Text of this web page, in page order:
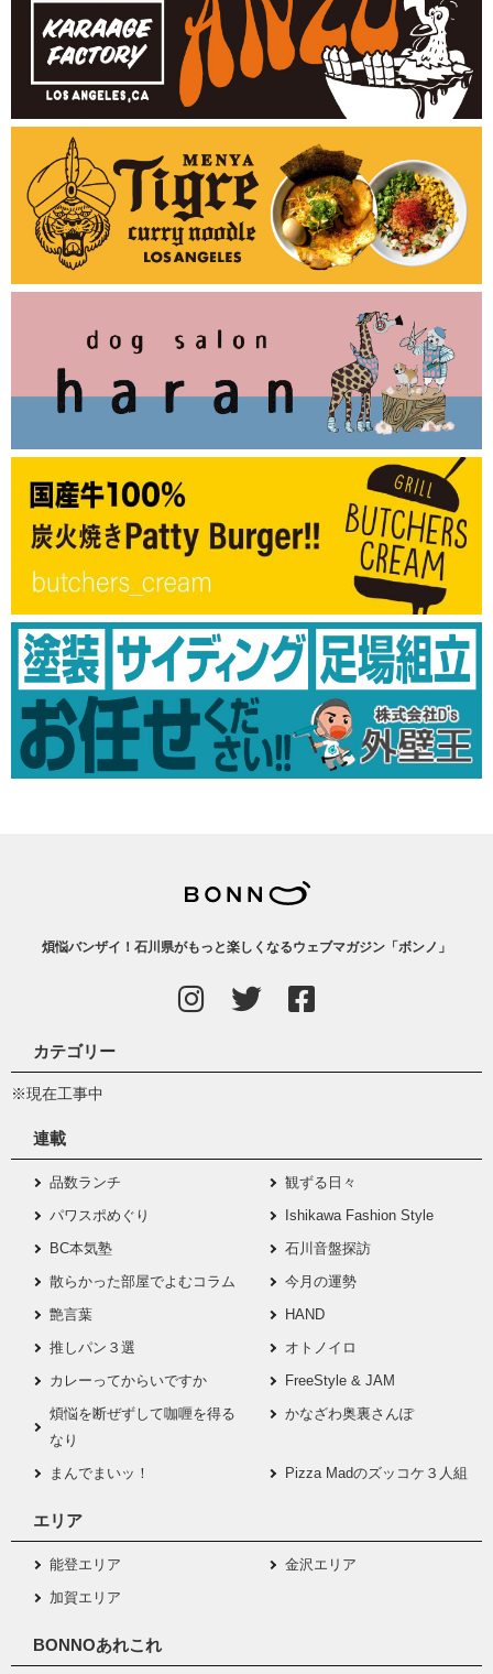
煩悩バンザイ！石川県がもっと楽しくなるウェブマガジン「ボンノ」
カテゴリー
※現在工事中
連載
品数ランチ
観ずる日々
パワスポめぐり
Ishikawa Fashion Style
BC本気塾
石川音盤探訪
散らかった部屋でよむコラム
今月の運勢
艶言葉
HAND
推しパン３選
オトノイロ
カレーってからいですか
FreeStyle & JAM
煩悩を断ぜずして咖喱を得る
なり
かなざわ奥裏さんぽ
まんでまいッ！ Pizza Madのズッコケ３人組
エリア
能登エリア
金沢エリア
加賀エリア
BONNOあれこれ